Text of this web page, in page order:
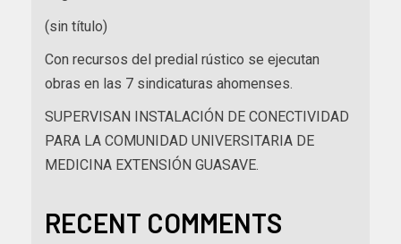
(sin título)
Con recursos del predial rústico se ejecutan
obras en las 7 sindicaturas ahomenses.
SUPERVISAN INSTALACIÓN DE CONECTIVIDAD
PARA LA COMUNIDAD UNIVERSITARIA DE
MEDICINA EXTENSIÓN GUASAVE.
RECENT COMMENTS